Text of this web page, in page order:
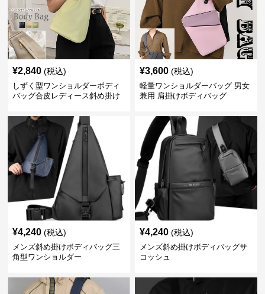
¥2,840 (税込)
しずく型ワンショルダーボディ
バッグ合皮レディース斜め掛け
¥3,600 (税込)
軽量ワンショルダーバッグ 男女
兼用 肩掛けボディバッグ
¥4,240 (税込)
メンズ斜め掛けボディバッグ三
角型ワンショルダー
¥4,240 (税込)
メンズ斜め掛けボディバッグサ
コッシュ